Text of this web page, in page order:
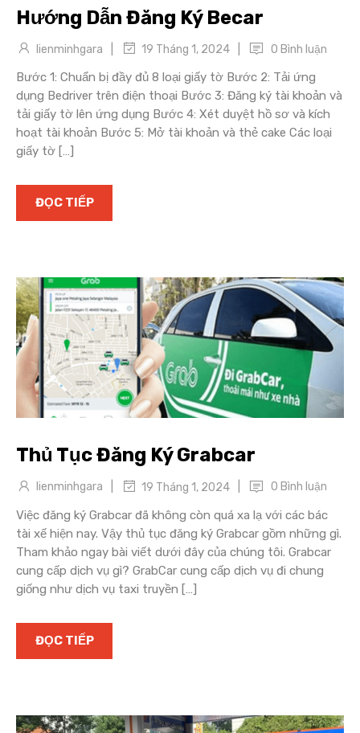
Hướng Dẫn Đăng Ký Becar
lienminhgara 19 Tháng 1, 2024 0 Bình luận
Bước 1: Chuẩn bị đầy đủ 8 loại giấy tờ Bước 2: Tải ứng
dụng Bedriver trên điện thoại Bước 3: Đăng ký tài khoản và
tải giấy tờ lên ứng dụng Bước 4: Xét duyệt hồ sơ và kích
hoạt tài khoản Bước 5: Mở tài khoản và thẻ cake Các loại
giấy tờ […]
ĐỌC TIẾP
Thủ Tục Đăng Ký Grabcar
lienminhgara 19 Tháng 1, 2024 0 Bình luận
Việc đăng ký Grabcar đã không còn quá xa lạ với các bác
tài xế hiện nay. Vậy thủ tục đăng ký Grabcar gồm những gì.
Tham khảo ngay bài viết dưới đây của chúng tôi. Grabcar
cung cấp dịch vụ gì? GrabCar cung cấp dịch vụ đi chung
giống như dịch vụ taxi truyền […]
ĐỌC TIẾP